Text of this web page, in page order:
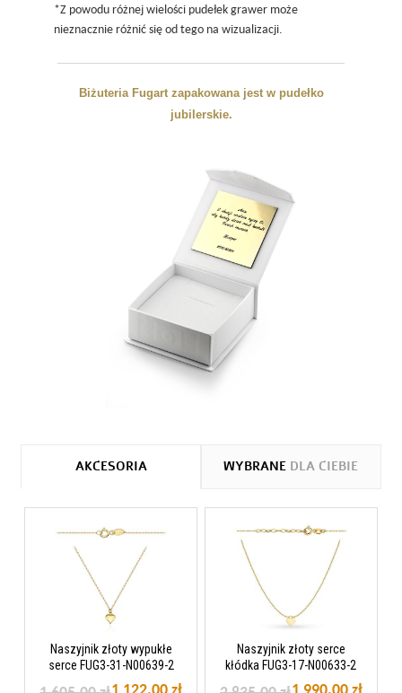
*Z powodu różnej wielości pudełek grawer może
nieznacznie różnić się od tego na wizualizacji.
Biżuteria Fugart zapakowana jest w pudełko
jubilerskie.
AKCESORIA WYBRANE DLA CIEBIE
Naszyjnik złoty wypukłe
serce FUG3-31-N00639-2
Naszyjnik złoty serce
kłódka FUG3-17-N00633-2